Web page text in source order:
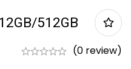
512GB
(0 review)